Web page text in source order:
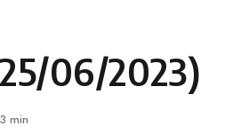
06/2023)
min